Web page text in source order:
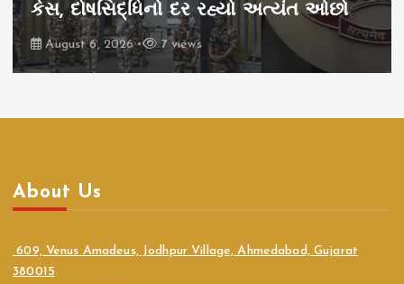
કેસ, દોષસિદ્ધિનો દર રહ્યો અત્યંત ઓછો
August 6, 2026 7 views
About Us
609, Venus Amadeus, Jodhpur Village, Ahmedabad, Gujarat
380015